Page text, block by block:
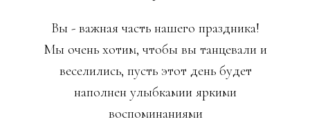
Вы - важная часть нашего праздника!
Мы очень хотим, чтобы вы танцевали и
веселились, пусть этот день будет
наполнен улыбкамии яркими
воспоминаниями